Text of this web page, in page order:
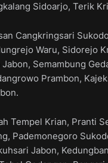
Sidoarjo, Terik
Cangkringsari
Waru, Sidorejo
Semambung
Prambon,
Tempel Krian, Pranti
Pademonegoro
Jabon,